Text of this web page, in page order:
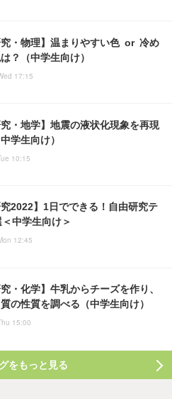
究・物理】温まりやすい色 or 冷め
？（中学生向け）
17:15
究・地学】地震の液状化現象を再現
学生向け）
10:15
究2022】1日でできる！自由研究テ
中学生向け＞
12:45
究・化学】牛乳からチーズを作り、
の性質を調べる（中学生向け）
15:00
をもっと見る